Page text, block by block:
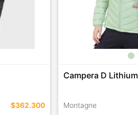
$362.300
Campera D Lithium
Montagne